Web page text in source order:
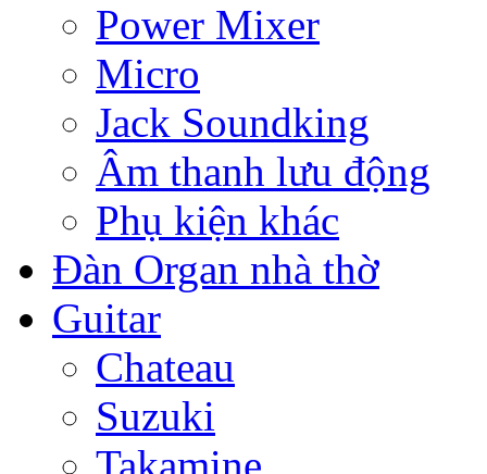
Power Mixer
Micro
Jack Soundking
Âm thanh lưu động
Phụ kiện khác
Đàn Organ nhà thờ
Guitar
Chateau
Suzuki